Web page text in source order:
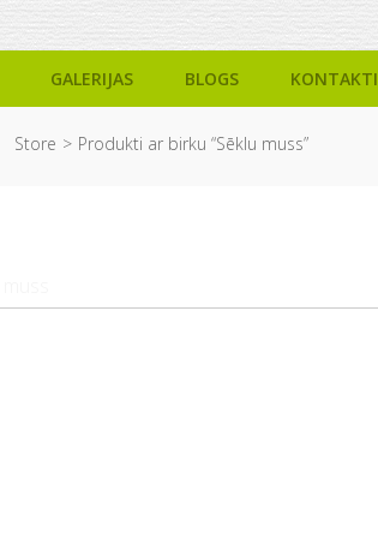
GALERIJAS BLOGS KONTAKTI
Store Produkti ar birku “Sēklu muss”